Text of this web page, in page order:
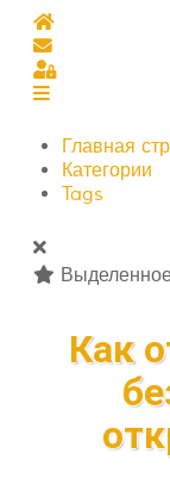
Главная
Подписаться
Sign In
Главная
Категории
Tags
Как